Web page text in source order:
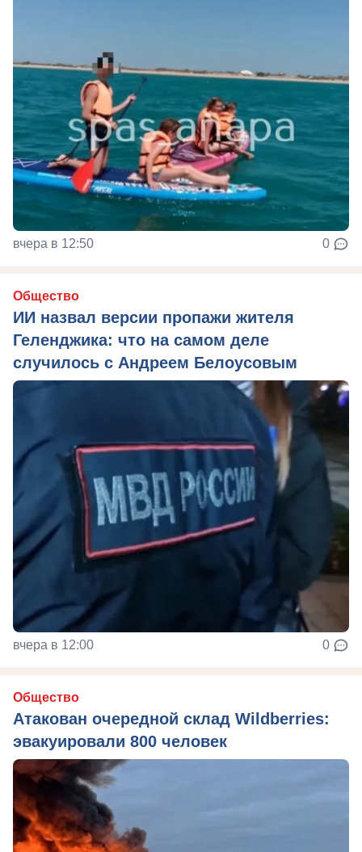
вчера в 12:50 0
Общество
ИИ назвал версии пропажи жителя
Геленджика: что на самом деле
случилось с Андреем Белоусовым
вчера в 12:00 0
Общество
Атакован очередной склад Wildberries:
эвакуировали 800 человек